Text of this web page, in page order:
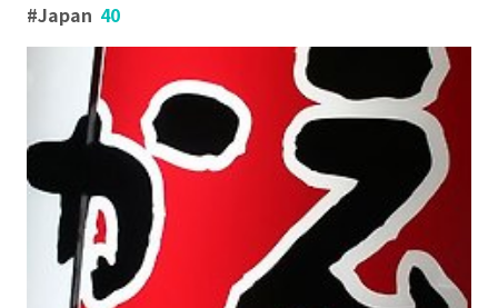
Japan 40